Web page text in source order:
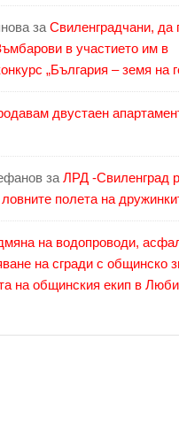
за Свиленградчани, да
в участието им в
„България – земя на
двустаен
за ЛРД -Свиленград
полета на
на водопроводи,
на сгради с общинско
на общинския екип в